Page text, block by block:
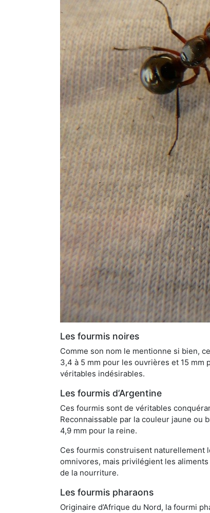
Les fourmis noires
Comme son nom le mentionne si bien,
3,4 à 5 mm pour les ouvrières et 15 mm
véritables indésirables.
Les fourmis d’Argentine
Ces fourmis sont de véritables
Reconnaissable par la couleur jaune ou
4,9 mm pour la reine.
Ces fourmis construisent naturellement
omnivores, mais privilégient les
de la nourriture.
Les fourmis pharaons
Originaire d’Afrique du Nord, la fourmi